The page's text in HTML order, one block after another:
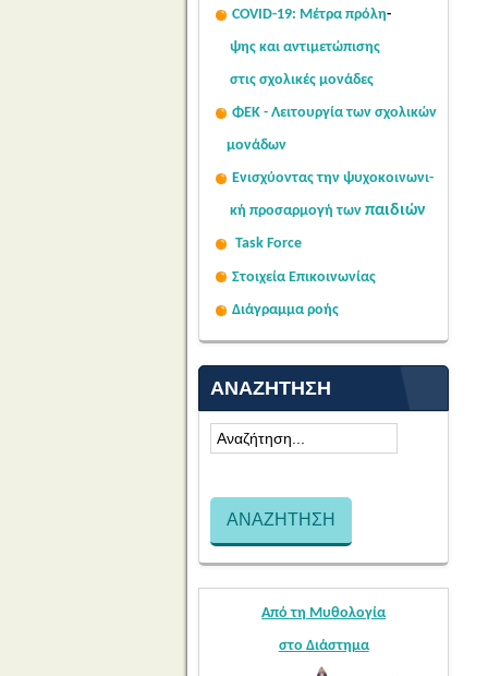
COVID-19: Μέτρα πρόλη-
ψης και αντιμετώπισης
στις σχολικές μονάδες
ΦΕΚ - Λειτουργία των σχολικών
μονάδων
Ενισχύοντας την ψυχοκοινωνι-
κή προσαρμογή των παιδιών
Task Force
Στοιχεία Επικοινωνίας
Διάγραμμα ροής
ΑΝΑΖΉΤΗΣΗ
Από τη Μυθολογία
στο Διάστημα